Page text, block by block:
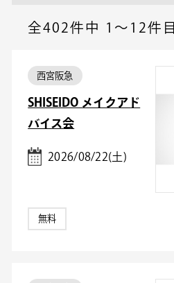
全402件中 1～12件目
西宮阪急
SHISEIDO メイクアド
バイス会
2026/08/22(土)
無料